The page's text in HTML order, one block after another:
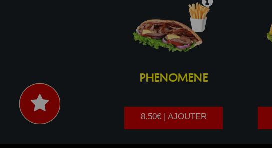
PHENOMENE
8.50€ | AJOUTER